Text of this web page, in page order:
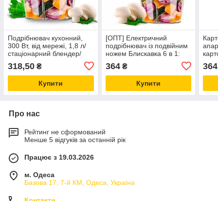
Подрібнювач кухонний,
300 Вт, від мережі, 1,8 л/
стаціонарний блендер/
подрібнювач
318,50 ₴
Купити
[ОПТ] Електричний
подрібнювач із подвійним
ножем Блискавка 6 в 1:
міксер, блендер, шейкер,
овочерізка, кавомолка
364₴
Купити
364
Про нас
Рейтинг не сформований
Менше 5 відгуків за останній рік
Працює з 19.03.2026
м. Одеса
Базова 17, 7-й КМ, Одеса, Україна